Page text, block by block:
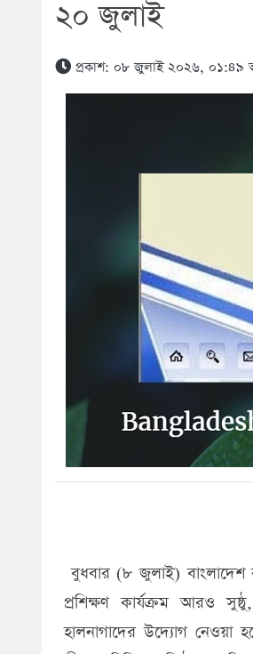
২০ জুলাই
প্রকাশ: ০৮ জুলাই ২০২৬, ০১:৪৯
বুধবার (৮ জুলাই) বাংলাদেশ
প্রশিক্ষণ কার্যক্রম আরও
হালনাগাদের উদ্যোগ নেওয়া